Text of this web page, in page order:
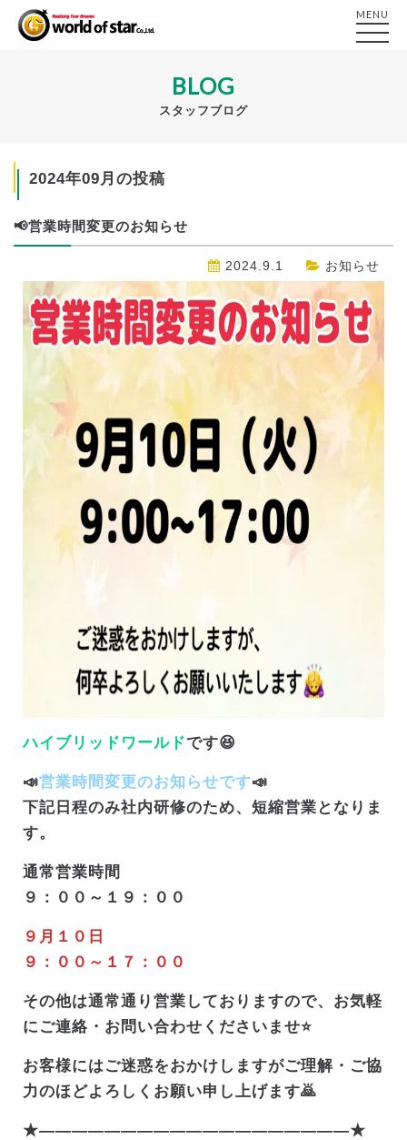
MENU
BLOG
スタッフブログ
2024年09月の投稿
📢営業時間変更のお知らせ
2024.9.1 お知らせ
ハイブリッドワールドです😆
📣営業時間変更のお知らせです📣
下記日程のみ社内研修のため、短縮営業となりま
す。
通常営業時間
９：００～１９：００
９月１０日
９：００～１７：００
その他は通常通り営業しておりますので、お気軽
にご連絡・お問い合わせくださいませ⭐
お客様にはご迷惑をおかけしますがご理解・ご協
力のほどよろしくお願い申し上げます🙇
★———————————————————★